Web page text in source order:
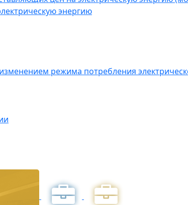
энергию
режима потребления